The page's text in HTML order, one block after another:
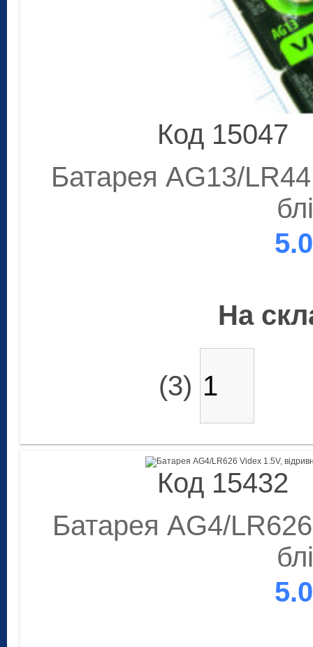
Код 15047
Батарея AG13/
На
(3)
Код 15432
Батарея AG4/